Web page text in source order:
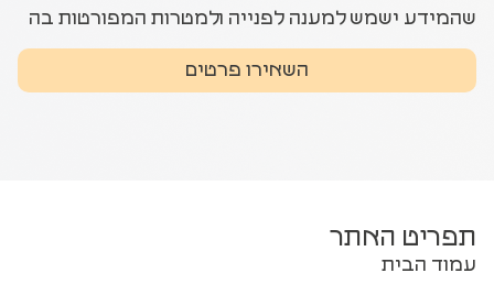
שהמידע ישמש למענה לפנייה ולמטרות המפורטות בה
השאירו פרטים
תפריט האתר
עמוד הבית